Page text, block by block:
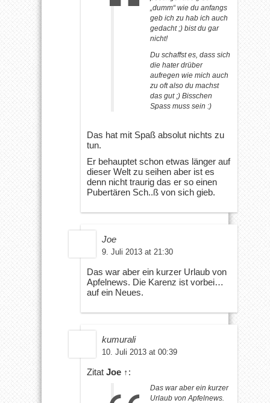
„dumm“ wie du anfangs
geb ich zu hab ich auch
gedacht ;) bist du gar
nicht!
Du schaffst es, dass sich
die hater drüber
aufregen wie mich auch
zu oft also du machst
das gut ;) Bisschen
Spass muss sein :)
Das hat mit Spaß absolut nichts zu
tun.
Er behauptet schon etwas länger auf
dieser Welt zu seihen aber ist es
denn nicht traurig das er so einen
Pubertären Sch..ß von sich gieb.
Joe
9. Juli 2013 at 21:30
Das war aber ein kurzer Urlaub von
Apfelnews. Die Karenz ist vorbei…
auf ein Neues.
kumurali
10. Juli 2013 at 00:39
Zitat Joe ↑:
Das war aber ein kurzer
Urlaub von Apfelnews.